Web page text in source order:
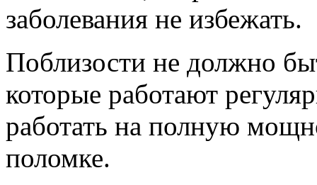
заболевания не избежать.
Поблизости не должно
которые работают
работать на полную
поломке.